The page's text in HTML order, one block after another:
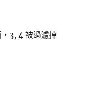
3, 4 被過濾掉